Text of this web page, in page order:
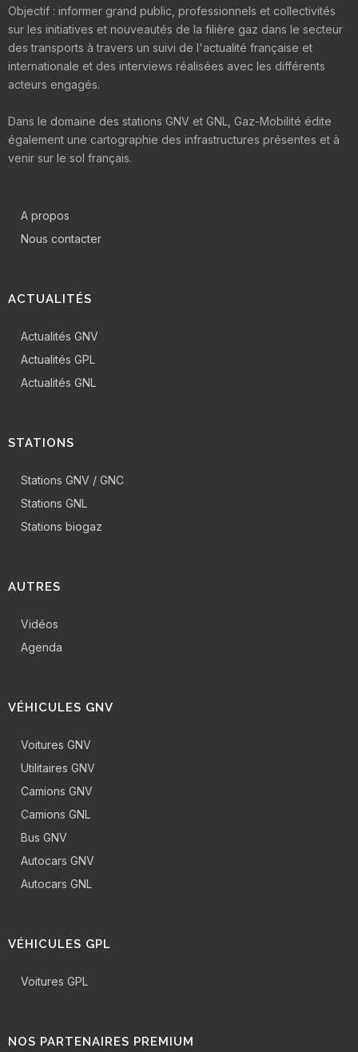
Objectif : informer grand public, professionnels et collectivités
sur les initiatives et nouveautés de la filière gaz dans le secteur
des transports à travers un suivi de l'actualité française et
internationale et des interviews réalisées avec les différents
acteurs engagés.
Dans le domaine des stations GNV et GNL, Gaz-Mobilité édite
également une cartographie des infrastructures présentes et à
venir sur le sol français.
A propos
Nous contacter
ACTUALITÉS
Actualités GNV
Actualités GPL
Actualités GNL
STATIONS
Stations GNV / GNC
Stations GNL
Stations biogaz
AUTRES
Vidéos
Agenda
VÉHICULES GNV
Voitures GNV
Utilitaires GNV
Camions GNV
Camions GNL
Bus GNV
Autocars GNV
Autocars GNL
VÉHICULES GPL
Voitures GPL
NOS PARTENAIRES PREMIUM